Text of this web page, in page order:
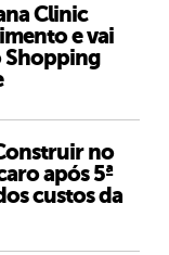
Clinic
e vai
no
após 5ª
custos da